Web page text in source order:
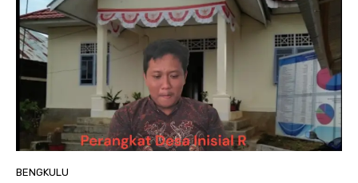
BENGKULU